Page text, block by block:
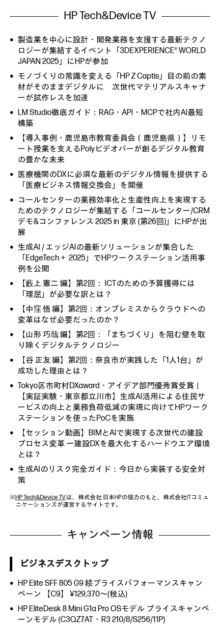
HP Tech&Device TV
製造業を中心に設計・開発業務を支援する最新テクノ
ロジーが集結するイベント「3DEXPERIENCE® WORLD
JAPAN 2025」にHPが参加
モノづくりの常識を変える「HP Z Captis」目の前の素
材がそのままデジタルに 次世代マテリアルスキャナ
ーが試作レスを加速
LM Studio徹底ガイド：RAG・API・MCPで社内AI最短
構築
【導入事例・鹿児島市教育委員会（鹿児島県）】リモ
ート授業を支えるPolyビデオバーが創るデジタル教育
の豊かな未来
医療機関のDXに必須な最新のデジタル情報を提供する
「医療ビジネス情報交換会」を開催
コールセンターの業務効率化と生産性向上を実現する
ためのテクノロジーが集結する「コールセンター/CRM
デモ&コンファレンス 2025 in 東京 (第26回)」にHPが出
展
生成AI / エッジAIの最新ソリューションが集合した
「EdgeTech＋ 2025」でHPワークステーション活用事
例を公開
【藪上 憲二 編】第2回： ICTのための予算獲得には
「理屈」が必要な訳とは？
【中窪 悟 編】第2回：オンプレミスからクラウドへの
変革はなぜ必要だったのか？
【山形 巧哉 編】第2回：「まちづくり」を阻む壁を取
り除くデジタルテクノロジー
【谷 正友 編】第2回：奈良市が実践した「1人1台」が
成功した理由とは？
Tokyo区市町村DXaward・アイデア部門優秀賞受賞｜
【実証実験・東京都立川市】生成AI活用による住民サ
ービスの向上と業務負荷低減の実現に向けてHPワーク
ステーションを使ったPoCを実施
【セッション動画】BIMとAIで実現する次世代の建設
プロセス変革 ー建設DXを最大化するハードウエア環境
とは？
生成AIのリスク完全ガイド：今日から実装する安全対
策
※HP Tech&Device TVは、株式会社 日本HPの協力のもと、株式会社ITコミュ
ニケーションズが運営するサイトです。
キャンペーン情報
ビジネスデスクトップ
HP Elite SFF 805 G9 続プライスパフォーマンスキャン
ペーン 【C9】 ¥129,370～(税込)
HP EliteDesk 8 Mini G1a Pro OSモデル プライスキャンペ
ーンモデル (C3QZ7AT・R3 210/8/S256/11P)